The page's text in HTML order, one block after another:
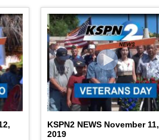
KSPN2 NEWS November 11,
2019